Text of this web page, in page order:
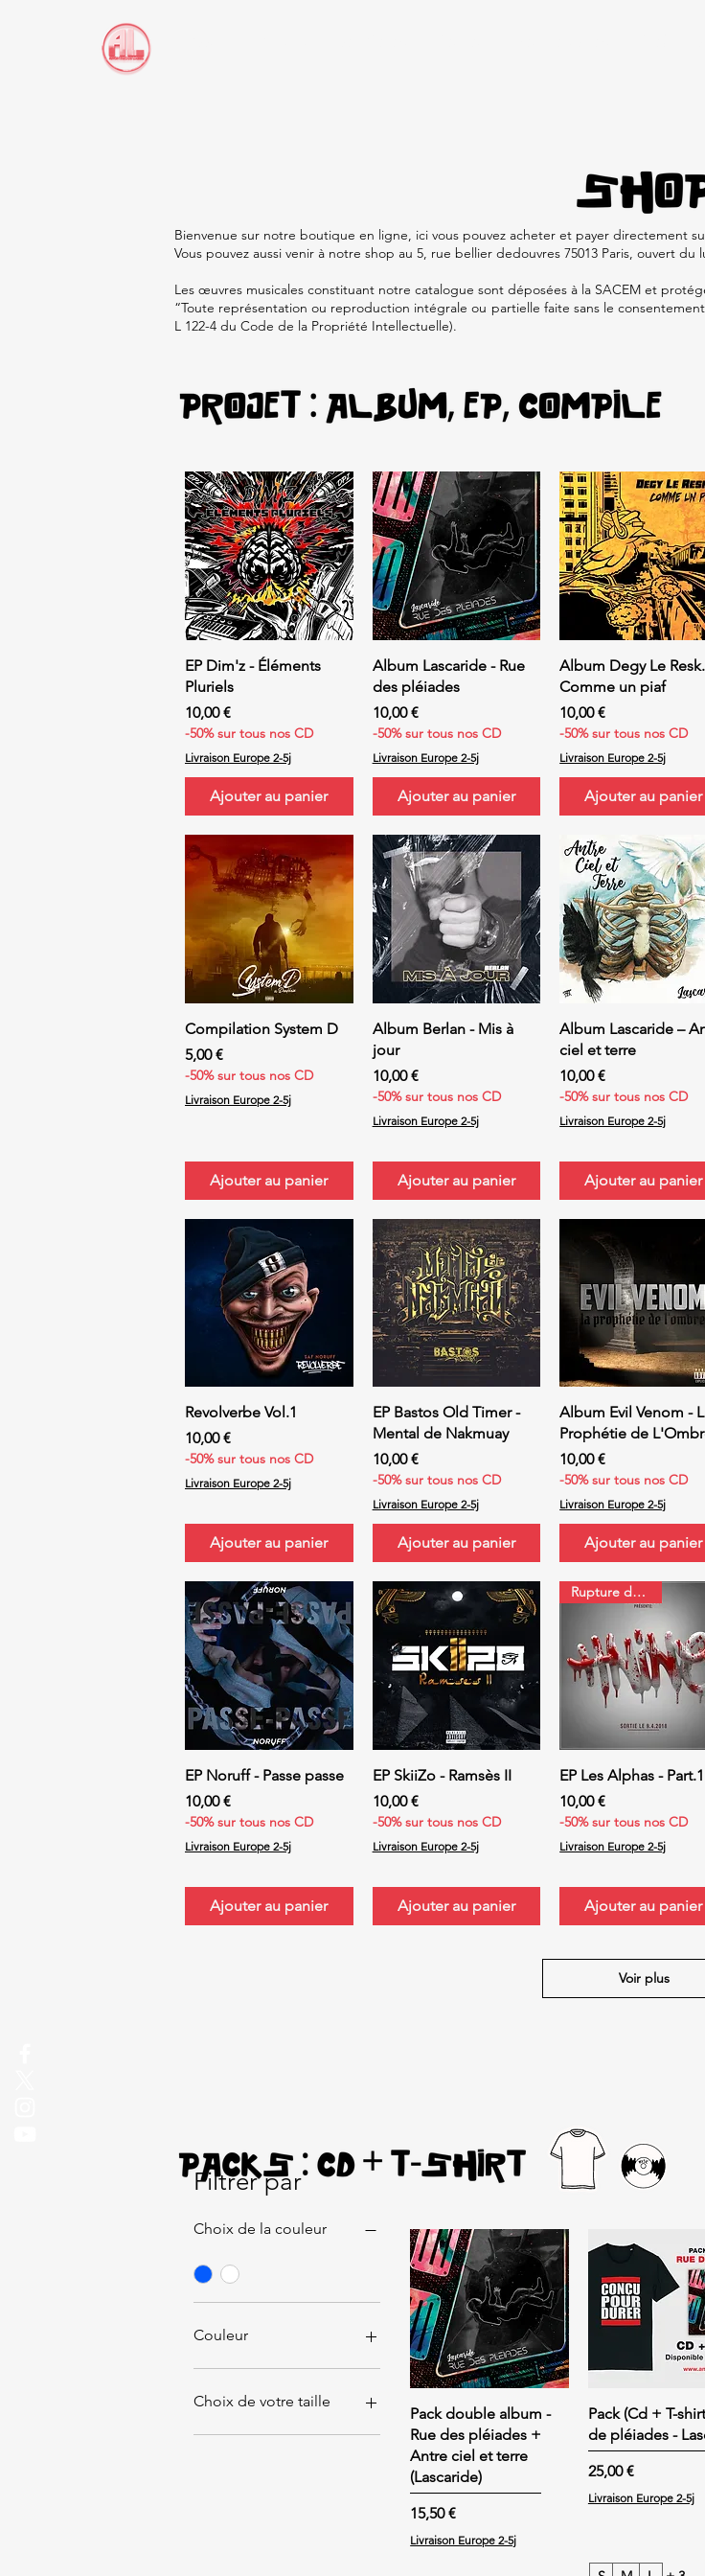
Bienvenue sur notre boutique en ligne, ici vous pouvez acheter et payer directement
Vous pouvez aussi venir à notre shop au 5, rue bellier dedouvres 75013 Paris, ouvert
Les œuvres musicales constituant notre catalogue sont déposées à la SACEM et
“Toute représentation ou reproduction intégrale ou partielle faite sans le
L 122-4 du Code de la Propriété Intellectuelle).
Aperçu rapide
EP Dim'z - Éléments
Pluriels
Prix
10,00 €
-50% sur tous nos CD
Livraison Europe 2-5j
Ajouter au panier
Aperçu rapide
Album Lascaride - Rue
des pléiades
Prix
10,00 €
-50% sur tous nos CD
Livraison Europe 2-5j
Ajouter au panier
Aperçu rapide
Album Degy Le
Comme un piaf
Prix
10,00 €
-50% sur tous nos CD
Livraison Europe 2-5j
Ajouter au panier
Aperçu rapide
Compilation System D
Prix
5,00 €
-50% sur tous nos CD
Livraison Europe 2-5j
Ajouter au panier
Aperçu rapide
Album Berlan - Mis à
jour
Prix
10,00 €
-50% sur tous nos CD
Livraison Europe 2-5j
Ajouter au panier
Aperçu rapide
Album Lascaride –
ciel et terre
Prix
10,00 €
-50% sur tous nos CD
Livraison Europe 2-5j
Ajouter au panier
Aperçu rapide
Revolverbe Vol.1
Prix
10,00 €
-50% sur tous nos CD
Livraison Europe 2-5j
Ajouter au panier
Aperçu rapide
EP Bastos Old Timer -
Mental de Nakmuay
Prix
10,00 €
-50% sur tous nos CD
Livraison Europe 2-5j
Ajouter au panier
Aperçu rapide
Album Evil Venom -
Prophétie de
Prix
10,00 €
-50% sur tous nos CD
Livraison Europe 2-5j
Ajouter au panier
Aperçu rapide
EP Noruff - Passe passe
Prix
10,00 €
-50% sur tous nos CD
Livraison Europe 2-5j
Ajouter au panier
Aperçu rapide
EP SkiiZo - Ramsès II
Prix
10,00 €
-50% sur tous nos CD
Livraison Europe 2-5j
Ajouter au panier
Aperçu rapide
Rupture de stock
EP Les Alphas - Part.1
Prix
10,00 €
-50% sur tous nos CD
Livraison Europe 2-5j
Ajouter au panier
Voir plus
Filtrer par
Choix de la couleur
Couleur
Choix de votre taille
L
Pack double album -
Rue des pléiades +
Antre ciel et terre
(Lascaride)
Prix
15,50 €
Livraison Europe 2-5j
Pack (Cd + T-
de pléiades -
Prix
25,00 €
Livraison Europe 2-5j